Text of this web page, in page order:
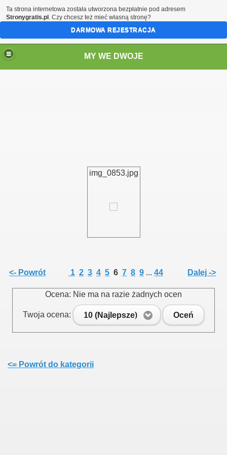
MY WE DWOJE
img_0853.jpg
<- Powrót 1 2 3 4 5 6 7 8 9 ... 44 Dalej ->
Ocena: Nie ma na razie żadnych ocen
Twoja ocena: 10 (Najlepsze) Oceń
<= Powrót do kategorii
Ta strona internetowa została utworzona bezpłatnie pod adresem
Stronygratis.pl . Czy chcesz też mieć własną stronę?
DARMOWA REJESTRACJA